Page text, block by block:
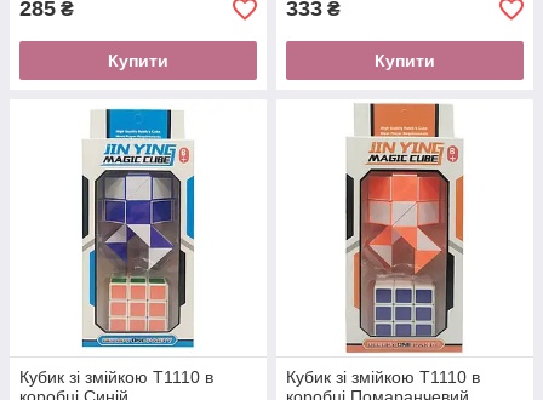
285 ₴
Купити
333 ₴
Купити
Кубик зі змійкою T1110 в
Кубик зі змійкою T1110 в